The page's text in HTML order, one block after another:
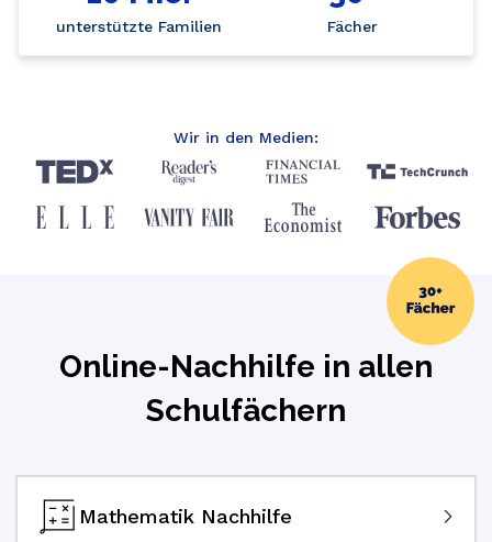
unterstützte Familien Fächer
Wir in den Medien:
Online-Nachhilfe in allen
Schulfächern
Mathematik Nachhilfe